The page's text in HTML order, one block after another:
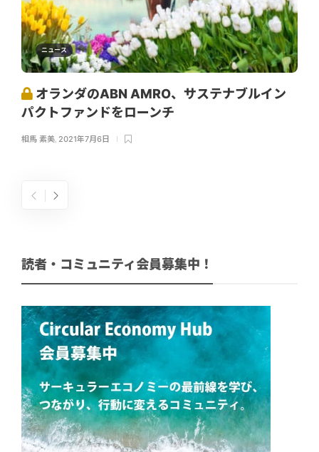
ニュース
オランダのABN AMRO、サステナブルイン
パクトファンドをローンチ
相馬 素美, 2021年7月6日
読者・コミュニティ会員募集中！